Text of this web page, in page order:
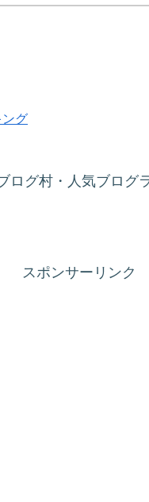
ング
グ村・人気ブログ
スポンサーリンク